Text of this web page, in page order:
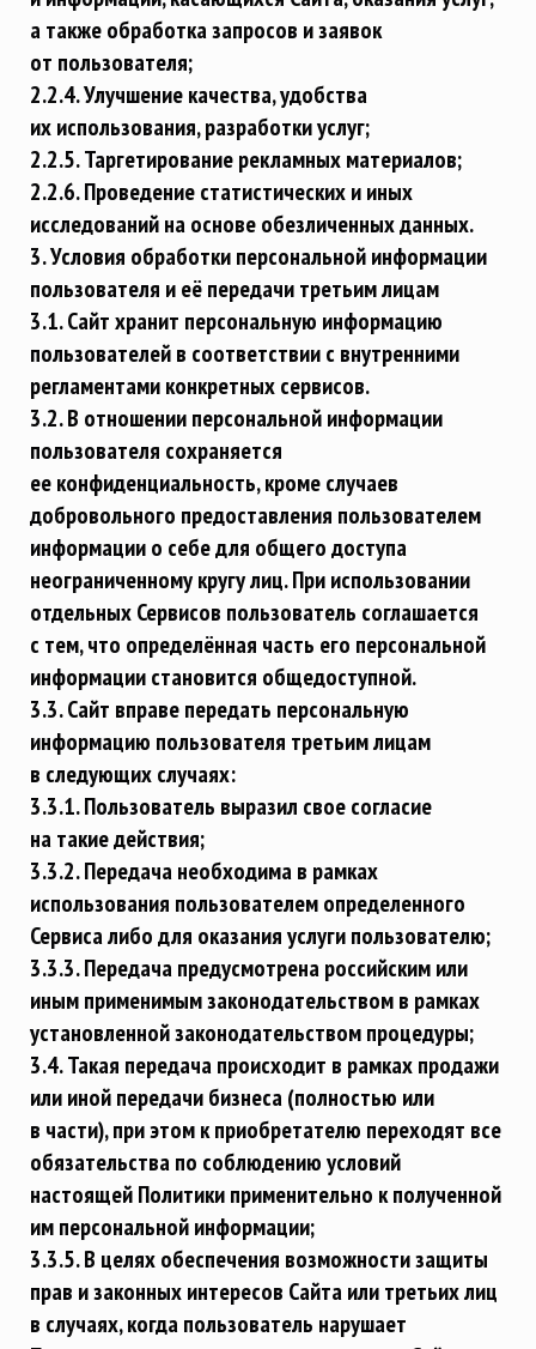
а также обработка запросов и заявок
от пользователя;
2.2.4. Улучшение качества, удобства
их использования, разработки услуг;
2.2.5. Таргетирование рекламных материалов;
2.2.6. Проведение статистических и иных
исследований на основе обезличенных данных.
3. Условия обработки персональной информации
пользователя и её передачи третьим лицам
3.1. Сайт хранит персональную информацию
пользователей в соответствии с внутренними
регламентами конкретных сервисов.
3.2. В отношении персональной информации
пользователя сохраняется
ее конфиденциальность, кроме случаев
добровольного предоставления пользователем
информации о себе для общего доступа
неограниченному кругу лиц. При использовании
отдельных Сервисов пользователь соглашается
с тем, что определённая часть его персональной
информации становится общедоступной.
3.3. Сайт вправе передать персональную
информацию пользователя третьим лицам
в следующих случаях:
3.3.1. Пользователь выразил свое согласие
на такие действия;
3.3.2. Передача необходима в рамках
использования пользователем определенного
Сервиса либо для оказания услуги пользователю;
3.3.3. Передача предусмотрена российским или
иным применимым законодательством в рамках
установленной законодательством процедуры;
3.4. Такая передача происходит в рамках продажи
или иной передачи бизнеса (полностью или
в части), при этом к приобретателю переходят все
обязательства по соблюдению условий
настоящей Политики применительно к полученной
им персональной информации;
3.3.5. В целях обеспечения возможности защиты
прав и законных интересов Сайта или третьих лиц
в случаях, когда пользователь нарушает